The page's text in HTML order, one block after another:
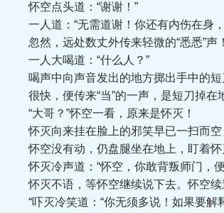
怀空点头道：“谢谢！”
一人道：“无需道谢！你还有内伤在身，
忽然，远处数丈外传来轻微的“悉悉”声！
一人大喝道：“什么人？”
喝声中向声音发出的地方掷出手中的短
很快，便传来“当”的一声，是短刀掉在
“大哥？”怀空一看，原来是怀灭！
怀灭向来挂在脸上的邪笑早已一扫而空
怀空没有动，仍盘腿坐在地上，盯着怀
怀灭冷声道：“怀空，你敢背叛师门，便
怀灭不语，等怀空继续说下去。怀空续
“吓灭冷笑道：“你无须多说！如果要解